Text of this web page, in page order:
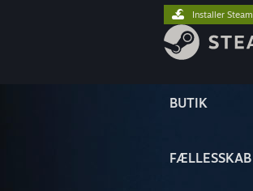
BUTIK
FÆLLESSKAB
Installer Steam